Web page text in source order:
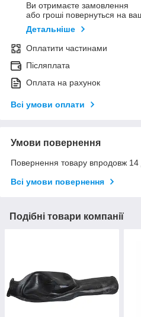
Ви отримаєте замовлення
або гроші повернуться на
Детальніше
Оплатити частинами
Післяплата
Оплата на рахунок
Всі умови оплати
Умови повернення
Повернення товару впродовж 14
Всі умови повернення
Подібні товари компанії